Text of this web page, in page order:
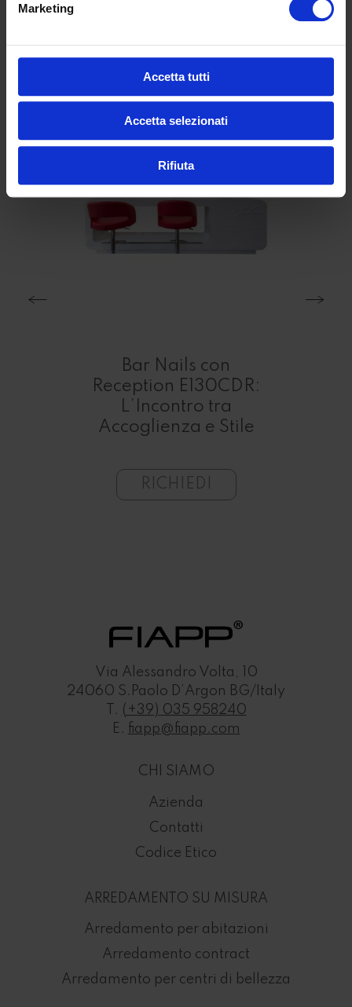
Marketing
Accetta tutti
Accetta selezionati
Rifiuta
Bar Nails con
Reception E130CDR:
L’Incontro tra
Accoglienza e Stile
RICHIEDI
Via Alessandro Volta, 10
24060 S.Paolo D’Argon BG/Italy
T. (+39) 035 958240
E. fiapp@fiapp.com
CHI SIAMO
Azienda
Contatti
Codice Etico
ARREDAMENTO SU MISURA
Arredamento per abitazioni
Arredamento contract
Arredamento per centri di bellezza